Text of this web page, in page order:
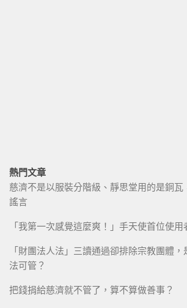
熱門文章
慈濟不是以服裝分階級、靜思堂用的是銅瓦
謠言
「我第一次感覺這麼爽！」手天使首位使
「財團法人法」三讀通過卻排除宗教團體
法可管？
把錢捐給慈濟就不管了，算不算做善事？